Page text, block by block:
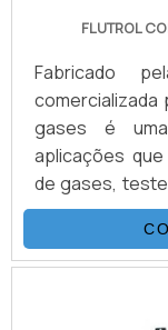
FLUTROL
Fabricado
comercializada
gases é
aplicações
de gases,
de gases,
exercidas
acionamento
que as